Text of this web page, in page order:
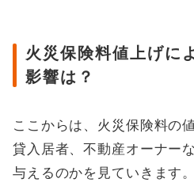
火災保険料値上げに
影響は？
ここからは、火災保険料の
貸入居者、不動産オーナー
与えるのかを見ていきます。